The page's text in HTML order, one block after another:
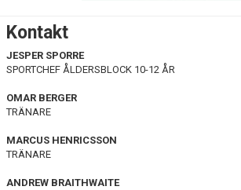
DOKUMENT
KONTAKT
Kontakt
JESPER SPORRE
SPORTCHEF ÅLDERSBLOCK 10-12 ÅR
OMAR BERGER
TRÄNARE
MARCUS HENRICSSON
TRÄNARE
ANDREW BRAITHWAITE